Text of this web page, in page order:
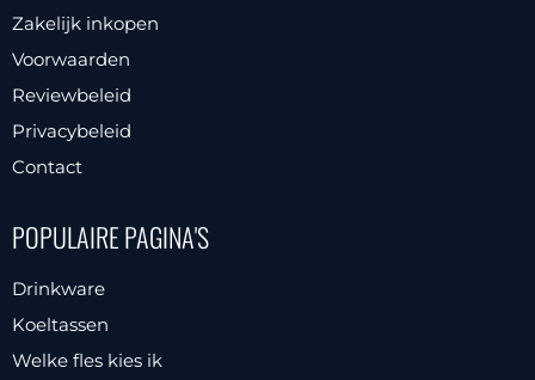
Zakelijk inkopen
Voorwaarden
Reviewbeleid
Privacybeleid
Contact
POPULAIRE PAGINA'S
Drinkware
Koeltassen
Welke fles kies ik